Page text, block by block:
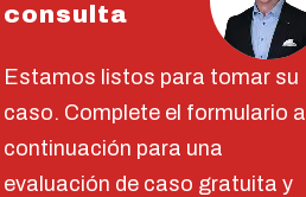
consulta
Estamos listos para tomar su
caso. Complete el formulario a
continuación para una
evaluación de caso gratuita y